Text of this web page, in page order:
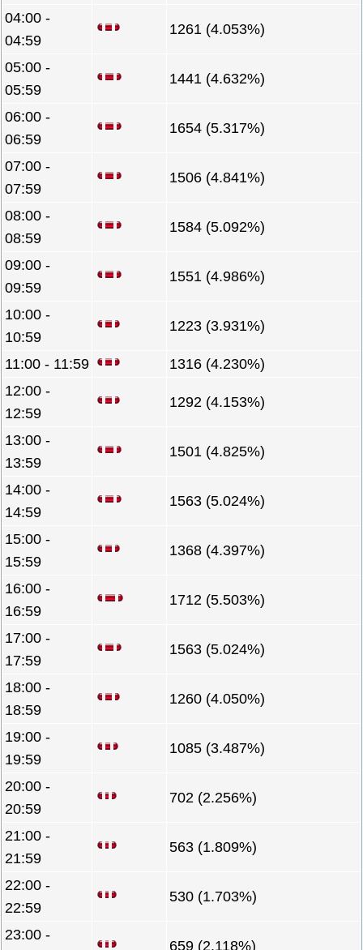
04:00 -
04:59
1261 (4.053%)
05:00 -
05:59
1441 (4.632%)
06:00 -
06:59
1654 (5.317%)
07:00 -
07:59
1506 (4.841%)
08:00 -
08:59
1584 (5.092%)
09:00 -
09:59
1551 (4.986%)
10:00 -
10:59
1223 (3.931%)
11:00 - 11:59
1316 (4.230%)
12:00 -
12:59
1292 (4.153%)
13:00 -
13:59
1501 (4.825%)
14:00 -
14:59
1563 (5.024%)
15:00 -
15:59
1368 (4.397%)
16:00 -
16:59
1712 (5.503%)
17:00 -
17:59
1563 (5.024%)
18:00 -
18:59
1260 (4.050%)
19:00 -
19:59
1085 (3.487%)
20:00 -
20:59
702 (2.256%)
21:00 -
21:59
563 (1.809%)
22:00 -
22:59
530 (1.703%)
23:00 -
659 (2.118%)